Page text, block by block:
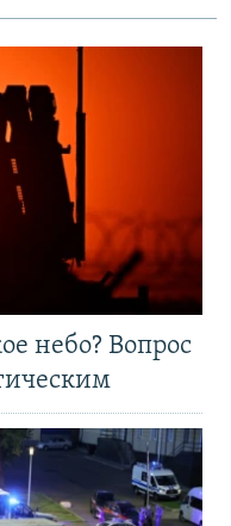
небо? Вопрос